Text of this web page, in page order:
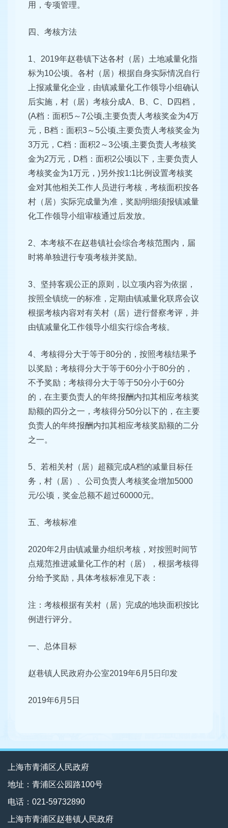
用，专项管理。
四、考核方法
1、2019年赵巷镇下达各村（居）土地减量化指
标为10公顷。各村（居）根据自身实际情况自行
上报减量化企业，由镇减量化工作领导小组确认
后实施，村（居）考核分成A、B、C、D四档，
(A档：面积5～7公顷,主要负责人考核奖金为4万
元，B档：面积3～5公顷,主要负责人考核奖金为
3万元，C档：面积2～3公顷,主要负责人考核奖
金为2万元，D档：面积2公顷以下，主要负责人
考核奖金为1万元，)另外按1:1比例设置考核奖
金对其他相关工作人员进行考核，考核面积按各
村（居）实际完成量为准，奖励明细须报镇减量
化工作领导小组审核通过后发放。
2、本考核不在赵巷镇社会综合考核范围内，届
时将单独进行专项考核并奖励。
3、坚持客观公正的原则，以立项内容为依据，
按照全镇统一的标准，定期由镇减量化联席会议
根据考核内容对有关村（居）进行督察考评，并
由镇减量化工作领导小组实行综合考核。
4、考核得分大于等于80分的，按照考核结果予
以奖励；考核得分大于等于60分小于80分的，
不予奖励；考核得分大于等于50分小于60分
的，在主要负责人的年终报酬内扣其相应考核奖
励额的四分之一，考核得分50分以下的，在主要
负责人的年终报酬内扣其相应考核奖励额的二分
之一。
5、若相关村（居）超额完成A档的减量目标任
务，村（居）、公司负责人考核奖金增加5000
元/公顷，奖金总额不超过60000元。
五、考核标准
2020年2月由镇减量办组织考核，对按照时间节
点规范推进减量化工作的村（居），根据考核得
分给予奖励，具体考核标准见下表：
注：考核根据有关村（居）完成的地块面积按比
例进行评分。
一、总体目标
赵巷镇人民政府办公室2019年6月5日印发
2019年6月5日
上海市青浦区人民政府
地址：青浦区公园路100号
电话：021-59732890
上海市青浦区赵巷镇人民政府